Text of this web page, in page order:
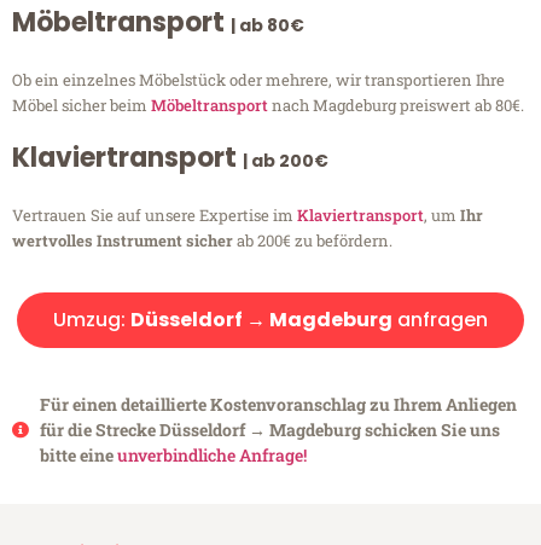
Möbeltransport | ab 80€
Ob ein einzelnes Möbelstück oder mehrere, wir transportieren Ihre
Möbel sicher beim Möbeltransportnach Magdeburg preiswert ab 80€.
Klaviertransport | ab 200€
Vertrauen Sie auf unsere Expertise im Klaviertransport, um Ihr
wertvolles Instrument sicherab 200€ zu befördern.
Umzug: Düsseldorf → Magdeburg anfragen
Für einen detaillierte Kostenvoranschlag zu Ihrem Anliegen
für die Strecke Düsseldorf → Magdeburg schicken Sie uns
bitte eineunverbindliche Anfrage!